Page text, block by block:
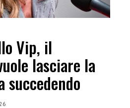
Vip, il
lasciare la
succedendo